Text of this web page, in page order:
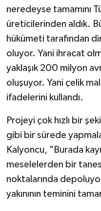
neredeyse tamamını
üreticilerinden aldık.
hükümeti tarafından
oluyor. Yani ihracat
yaklaşık 200 milyon
oluşuyor. Yani çelik
ifadelerini kullandı.
Projeyi çok hızlı bir
gibi bir sürede
Kalyoncu, "Burada
meselelerden bir
noktalarında
yakınının teminini